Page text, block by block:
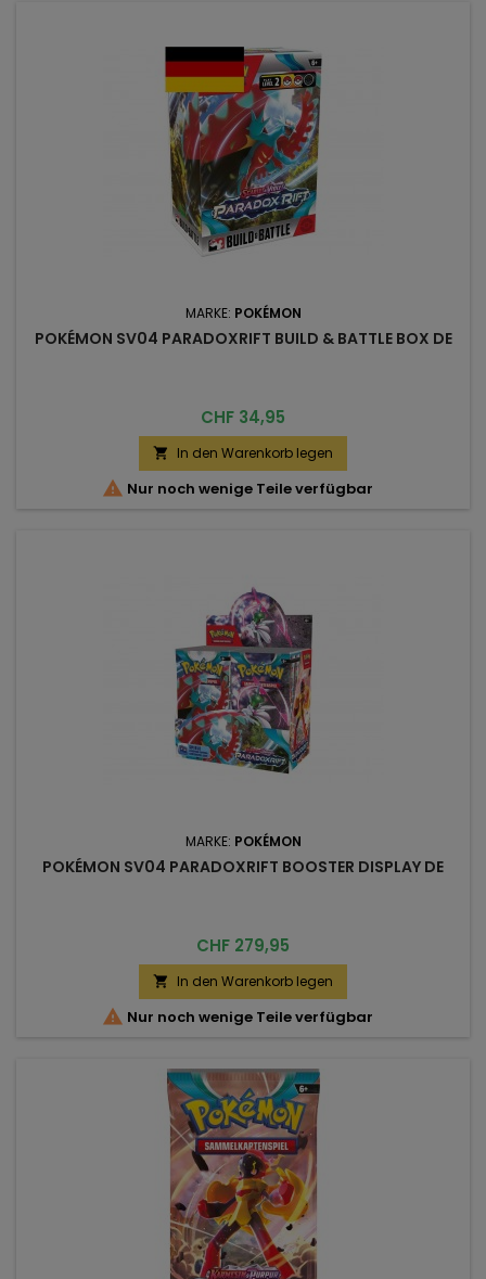
MARKE: POKÉMON
POKÉMON SV04 PARADOXRIFT BUILD & BATTLE BOX DE
Preis
CHF 34,95
 In den Warenkorb legen
 Nur noch wenige Teile verfügbar
MARKE: POKÉMON
POKÉMON SV04 PARADOXRIFT BOOSTER DISPLAY DE
Preis
CHF 279,95
 In den Warenkorb legen
 Nur noch wenige Teile verfügbar